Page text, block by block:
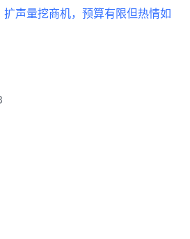
扩声量挖商机，预算有限但热情如